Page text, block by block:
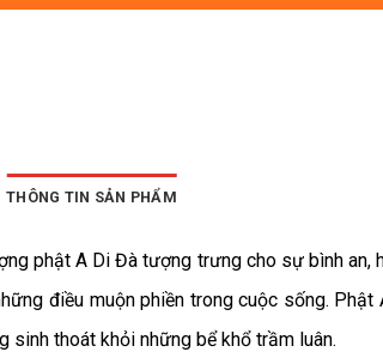
THÔNG TIN SẢN PHẨM
phật A Di Đà tượng trưng cho sự bình an,
điều muộn phiền trong cuộc sống.
sinh thoát khỏi những bể khổ trầm luân.